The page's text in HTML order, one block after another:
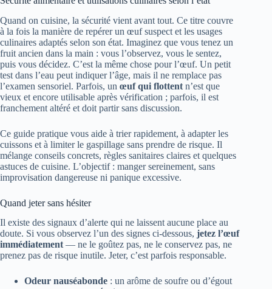
Quand on cuisine, la sécurité vient avant tout. Ce titre couvre
à la fois la manière de repérer un œuf suspect et les usages
culinaires adaptés selon son état. Imaginez que vous tenez un
fruit ancien dans la main : vous l’observez, vous le sentez,
puis vous décidez. C’est la même chose pour l’œuf. Un petit
test dans l’eau peut indiquer l’âge, mais il ne remplace pas
l’examen sensoriel. Parfois, un œuf qui flottent n’est que
vieux et encore utilisable après vérification ; parfois, il est
franchement altéré et doit partir sans discussion.
Ce guide pratique vous aide à trier rapidement, à adapter les
cuissons et à limiter le gaspillage sans prendre de risque. Il
mélange conseils concrets, règles sanitaires claires et quelques
astuces de cuisine. L’objectif : manger sereinement, sans
improvisation dangereuse ni panique excessive.
Quand jeter sans hésiter
Il existe des signaux d’alerte qui ne laissent aucune place au
doute. Si vous observez l’un des signes ci‑dessous, jetez l’œuf
immédiatement — ne le goûtez pas, ne le conservez pas, ne
prenez pas de risque inutile. Jeter, c’est parfois responsable.
Odeur nauséabonde : un arôme de soufre ou d’égout